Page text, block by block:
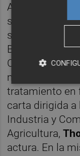
Además, en
sudafricana ha
su Gobierno
Bruselas y a la
Comercio
medida
tratamiento en
carta dirigida
Industria y
Agricultura,
actura. En la